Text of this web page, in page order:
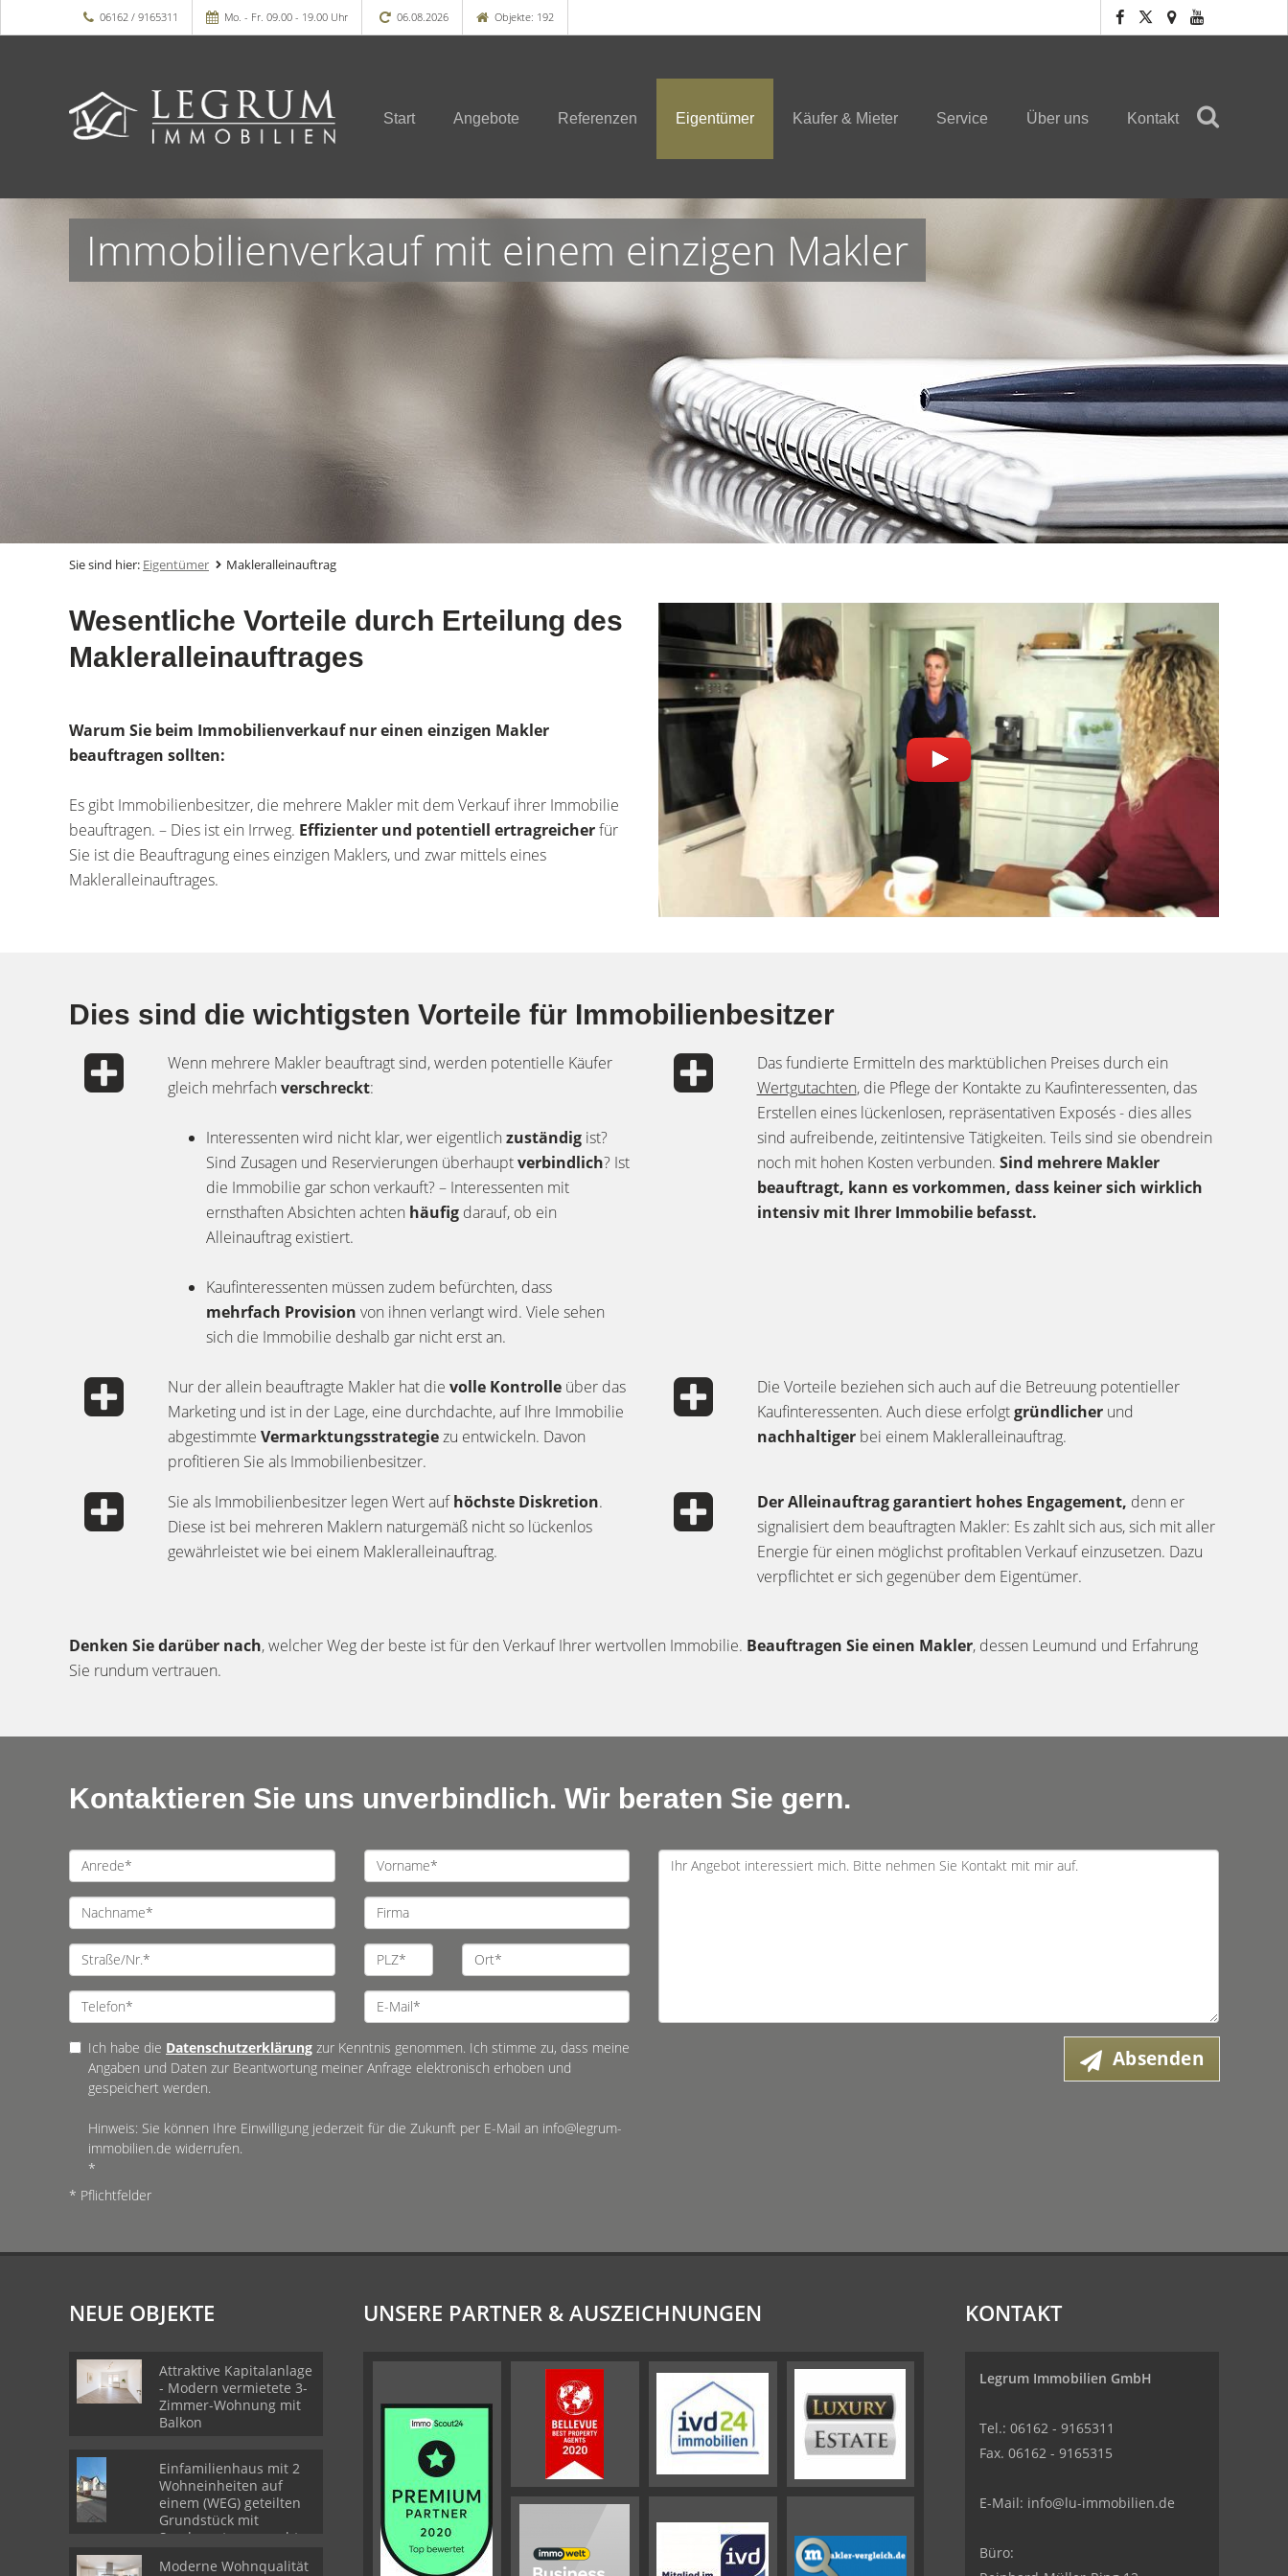
06162 / 9165311 Mo. - Fr. 09.00 - 19.00 Uhr 06.08.2026 Objekte: 192
Start Angebote Referenzen Eigentümer Käufer & Mieter Service Über uns Kontakt
Immobilienverkauf mit einem einzigen Makler
Sie sind hier: Eigentümer Makleralleinauftrag
Wesentliche Vorteile durch Erteilung des
Makleralleinauftrages
Warum Sie beim Immobilienverkauf nur einen einzigen Makler
beauftragen sollten:
Es gibt Immobilienbesitzer, die mehrere Makler mit dem Verkauf ihrer Immobilie
beauftragen. – Dies ist ein Irrweg. Effizienter und potentiell ertragreicherfür
Sie ist die Beauftragung eines einzigen Maklers, und zwar mittels eines
Makleralleinauftrages.
Dies sind die wichtigsten Vorteile für Immobilienbesitzer
Wenn mehrere Makler beauftragt sind, werden potentielle Käufer
gleich mehrfach verschreckt:
Interessenten wird nicht klar, wer eigentlich zuständig ist?
Sind Zusagen und Reservierungen überhauptverbindlich? Ist
die Immobilie gar schon verkauft? – Interessenten mit
ernsthaften Absichten achten häufig darauf, ob ein
Alleinauftrag existiert.
Kaufinteressenten müssen zudem befürchten, dass
mehrfach Provision von ihnen verlangt wird. Viele sehen
sich die Immobilie deshalb gar nicht erst an.
Das fundierte Ermitteln des marktüblichen Preises durch ein
Wertgutachten, die Pflege der Kontakte zu Kaufinteressenten, das
Erstellen eines lückenlosen, repräsentativen Exposés - dies alles
sind aufreibende, zeitintensive Tätigkeiten. Teils sind sie obendrein
noch mit hohen Kosten verbunden. Sind mehrere Makler
beauftragt, kann es vorkommen, dass keiner sich wirklich
intensiv mit Ihrer Immobilie befasst.
Nur der allein beauftragte Makler hat die volle Kontrolleüber das
Marketing und ist in der Lage, eine durchdachte, auf Ihre Immobilie
abgestimmte Vermarktungsstrategiezu entwickeln. Davon
profitieren Sie als Immobilienbesitzer.
Die Vorteile beziehen sich auch auf die Betreuung potentieller
Kaufinteressenten. Auch diese erfolgtgründlicher und
nachhaltiger bei einem Makleralleinauftrag.
Sie als Immobilienbesitzer legen Wert aufhöchste Diskretion.
Diese ist bei mehreren Maklern naturgemäß nicht so lückenlos
gewährleistet wie bei einem Makleralleinauftrag.
Der Alleinauftrag garantiert hohes Engagement, denn er
signalisiert dem beauftragten Makler: Es zahlt sich aus, sich mit aller
Energie für einen möglichst profitablen Verkauf einzusetzen. Dazu
verpflichtet er sich gegenüber dem Eigentümer.
Denken Sie darüber nach, welcher Weg der beste ist für den Verkauf Ihrer wertvollen Immobilie. Beauftragen Sie einen Makler, dessen Leumund und Erfahrung
Sie rundum vertrauen.
Kontaktieren Sie uns unverbindlich. Wir beraten Sie gern.
Ich habe die Datenschutzerklärung zur Kenntnis genommen. Ich stimme zu, dass meine
Angaben und Daten zur Beantwortung meiner Anfrage elektronisch erhoben und
gespeichert werden.
Hinweis: Sie können Ihre Einwilligung jederzeit für die Zukunft per E-Mail an info@legrum-
immobilien.de widerrufen.
*
* Pflichtfelder
Absenden
NEUE OBJEKTE
Attraktive Kapitalanlage
- Modern vermietete 3-
Zimmer-Wohnung mit
Balkon
Einfamilienhaus mit 2
Wohneinheiten auf
einem (WEG) geteilten
Grundstück mit
Sondernutzungsrechten
Moderne Wohnqualität
UNSERE PARTNER & AUSZEICHNUNGEN KONTAKT
Legrum Immobilien GmbH
Tel.: 06162 - 9165311
Fax. 06162 - 9165315
E-Mail: info@lu-immobilien.de
Büro: